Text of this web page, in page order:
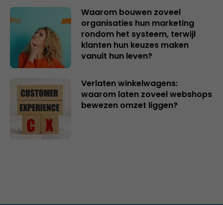
Waarom bouwen zoveel
organisaties hun marketing
rondom het systeem, terwijl
klanten hun keuzes maken
vanuit hun leven?
Verlaten winkelwagens:
waarom laten zoveel webshops
bewezen omzet liggen?